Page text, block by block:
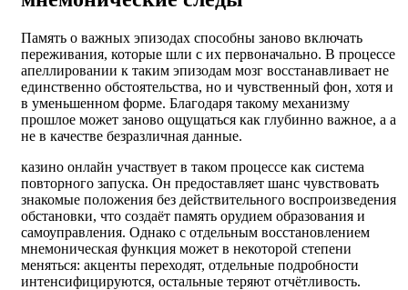
Память о важных эпизодах способны заново включать
переживания, которые шли с их первоначально. В процессе
апеллировании к таким эпизодам мозг восстанавливает не
единственно обстоятельства, но и чувственный фон, хотя и
в уменьшенном форме. Благодаря такому механизму
прошлое может заново ощущаться как глубинно важное, а а
не в качестве безразличная данные.
казино онлайн участвует в таком процессе как система
повторного запуска. Он предоставляет шанс чувствовать
знакомые положения без действительного воспроизведения
обстановки, что создаёт память орудием образования и
самоуправления. Однако с отдельным восстановлением
мнемоническая функция может в некоторой степени
меняться: акценты переходят, отдельные подробности
интенсифицируются, остальные теряют отчётливость.